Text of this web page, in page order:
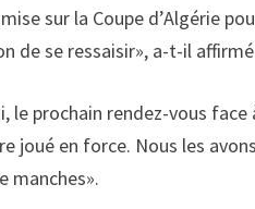
sur la Coupe d’Algérie
de se ressaisir», a-t-il
le prochain rendez-vous
joué en force. Nous les
manches».